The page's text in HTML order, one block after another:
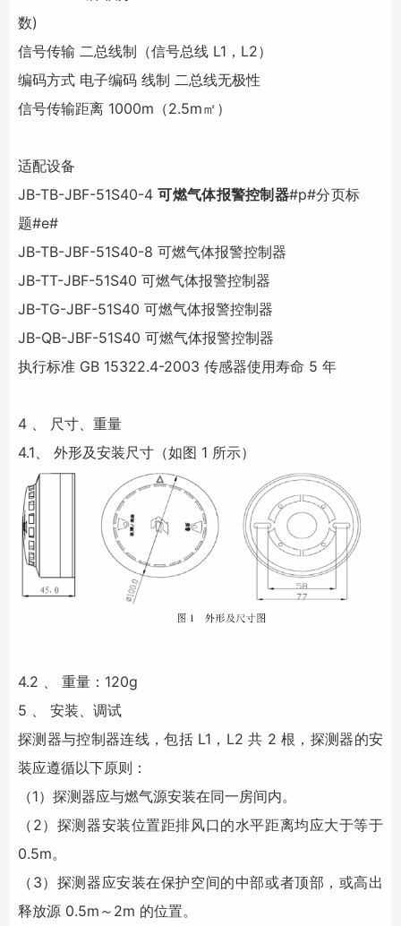
数)
信号传输 二总线制（信号总线 L1，L2）
编码方式 电子编码 线制 二总线无极性
信号传输距离 1000m（2.5m㎡）
适配设备
JB-TB-JBF-51S40-4可燃气体报警控制器#p#分页标
题#e#
JB-TB-JBF-51S40-8 可燃气体报警控制器
JB-TT-JBF-51S40 可燃气体报警控制器
JB-TG-JBF-51S40 可燃气体报警控制器
JB-QB-JBF-51S40 可燃气体报警控制器
执行标准 GB 15322.4-2003 传感器使用寿命 5 年
4 、 尺寸、重量
4.1、 外形及安装尺寸（如图 1 所示）
4.2 、 重量：120g
5 、 安装、调试
探测器与控制器连线，包括 L1，L2 共 2 根，探测器的安
装应遵循以下原则：
（1）探测器应与燃气源安装在同一房间内。
（2）探测器安装位置距排风口的水平距离均应大于等于
0.5m。
（3）探测器应安装在保护空间的中部或者顶部，或高出
释放源 0.5m～2m 的位置。